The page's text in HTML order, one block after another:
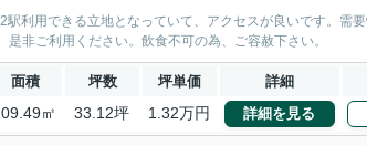
利用できる立地となっていて、アクセスが良いです。需
非ご利用ください。飲食不可の為、ご容赦下さい。
面積 坪数 坪単価 詳細
㎡ 33.12坪 1.32万円 詳細を見る